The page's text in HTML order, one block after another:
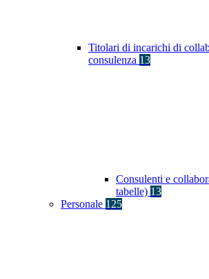
Titolari di incarichi di
consulenza 13
Consulenti e
tabelle) 13
Personale 125